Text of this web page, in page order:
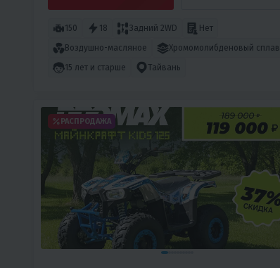
150 18 Задний 2WD
Нет
Воздушно-масляное
Хромомолибденовый сплав
15 лет и старше
Тайвань
РАСПРОДАЖА